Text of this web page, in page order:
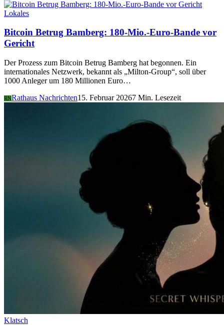
Lokales
Bitcoin Betrug Bamberg: 180-Mio.-Euro-Bande vor
Gericht
Der Prozess zum Bitcoin Betrug Bamberg hat begonnen. Ein
internationales Netzwerk, bekannt als „Milton-Group“, soll über
1000 Anleger um 180 Millionen Euro…
RNRathaus Nachrichten15. Februar 20267 Min. Lesezeit
Klatsch